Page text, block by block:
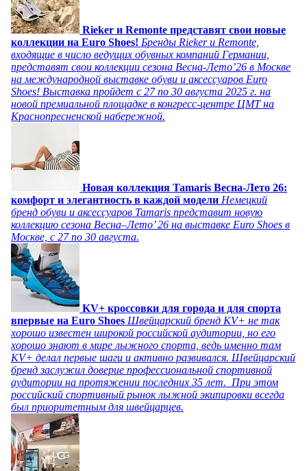
Rieker и Remonte представят свои новые
коллекции на Euro Shoes! Бренды Rieker и Remonte,
входящие в число ведущих обувных компаний Германии,
представят свои коллекции сезона Весна-Лето’26 в Москве
на международной выставке обуви и аксессуаров Euro
Shoes! Выставка пройдет c 27 по 30 августа 2025 г. на
новой премиальной площадке в конгресс-центре ЦМТ на
Краснопресненской набережной.
Новая коллекция Tamaris Весна-Лето 26:
комфорт и элегантность в каждой модели Немецкий
бренд обуви и аксессуаров Tamaris представит новую
коллекцию сезона Весна–Лето’ 26 на выставке Euro Shoes в
Москве, с 27 по 30 августа.
KV+ кроссовки для города и для спорта
впервые на Euro Shoes Швейцарский бренд KV+ не так
хорошо известен широкой российской аудитории, но его
хорошо знают в мире лыжного спорта, ведь именно там
KV+ делал первые шаги и активно развивался. Швейцарский
бренд заслужил доверие профессиональной спортивной
аудитории на протяжении последних 35 лет. При этом
российский спортивный рынок лыжной экипировки всегда
был приоритетным для швейцарцев.